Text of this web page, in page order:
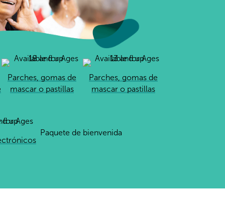
Parches, gomas de
mascar o pastillas
Parches, gomas de
mascar o pastillas
Paquete de bienvenida